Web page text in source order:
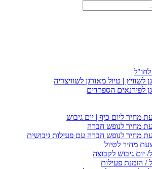
לחו"ל
לשוויץ | טיול מאורגן לשוויצריה
לפירנאים הספרדים
מחיר ליום כיף | יום גיבוש
מחיר לנופש חברה
מחיר לנופש חברה עם פעילות גיבושית
מחיר לטיול
יום גיבוש לקבוצה
/ הזמנת פעילות